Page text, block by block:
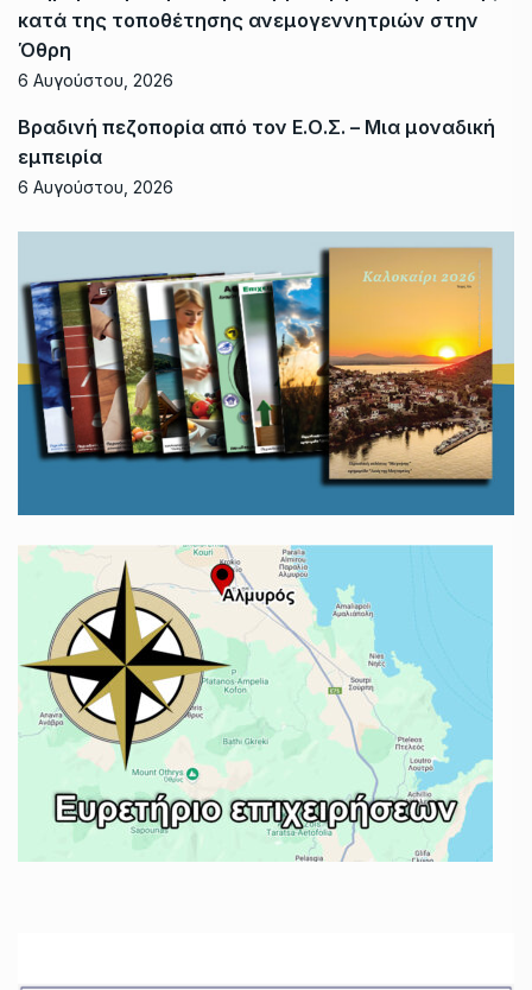
κατά της τοποθέτησης ανεμογεννητριών στην
Όθρη
6 Αυγούστου, 2026
Βραδινή πεζοπορία από τον Ε.Ο.Σ. – Μια μοναδική
εμπειρία
6 Αυγούστου, 2026